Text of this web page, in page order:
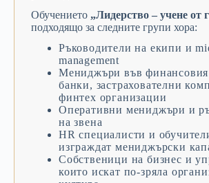
Обучението „Лидерство – учене от
подходящо за следните групи хора:
Ръководителина екипи и
management
Мениджъривъв
банки, застрахователни
финтех организации
Оперативни мениджъри и
назвена
HRспециалистии
изграждатмениджърски
Собственици набизнес и
които искат по-зряла